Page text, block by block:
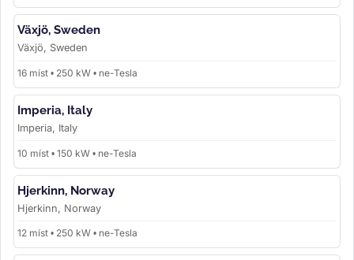
Växjö, Sweden
Växjö, Sweden
16 míst • 250 kW • ne-Tesla
Imperia, Italy
Imperia, Italy
10 míst • 150 kW • ne-Tesla
Hjerkinn, Norway
Hjerkinn, Norway
12 míst • 250 kW • ne-Tesla